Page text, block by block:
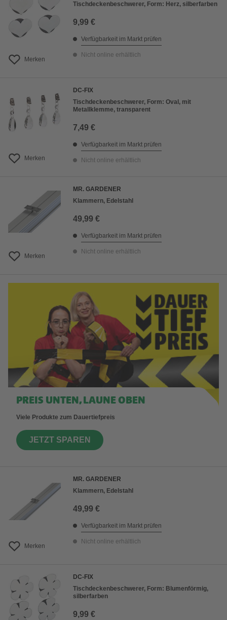
Merken
Tischdeckenbeschwerer, Form: Herz, silberfarben
9,99 €
Verfügbarkeit im Markt prüfen
Nicht online erhältlich
Merken
DC-FIX
Tischdeckenbeschwerer, Form: Oval, mit
Metallklemme, transparent
7,49 €
Verfügbarkeit im Markt prüfen
Nicht online erhältlich
Merken
MR. GARDENER
Klammern, Edelstahl
49,99 €
Verfügbarkeit im Markt prüfen
Nicht online erhältlich
PREIS UNTEN, LAUNE OBEN
Viele Produkte zum Dauertiefpreis
JETZT SPAREN
Merken
MR. GARDENER
Klammern, Edelstahl
49,99 €
Verfügbarkeit im Markt prüfen
Nicht online erhältlich
DC-FIX
Tischdeckenbeschwerer, Form: Blumenförmig,
silberfarben
9,99 €